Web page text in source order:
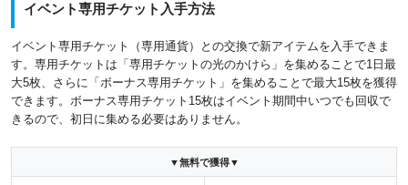
イベント専用チケット入手方法
イベント専用チケット（専用通貨）との交換で新アイテムを入手できま
す。専用チケットは「専用チケットの光のかけら」を集めることで1日最
大5枚、さらに「ボーナス専用チケット」を集めることで最大15枚を獲得
できます。ボーナス専用チケット15枚はイベント期間中いつでも回収で
きるので、初日に集める必要はありません。
▼無料で獲得▼